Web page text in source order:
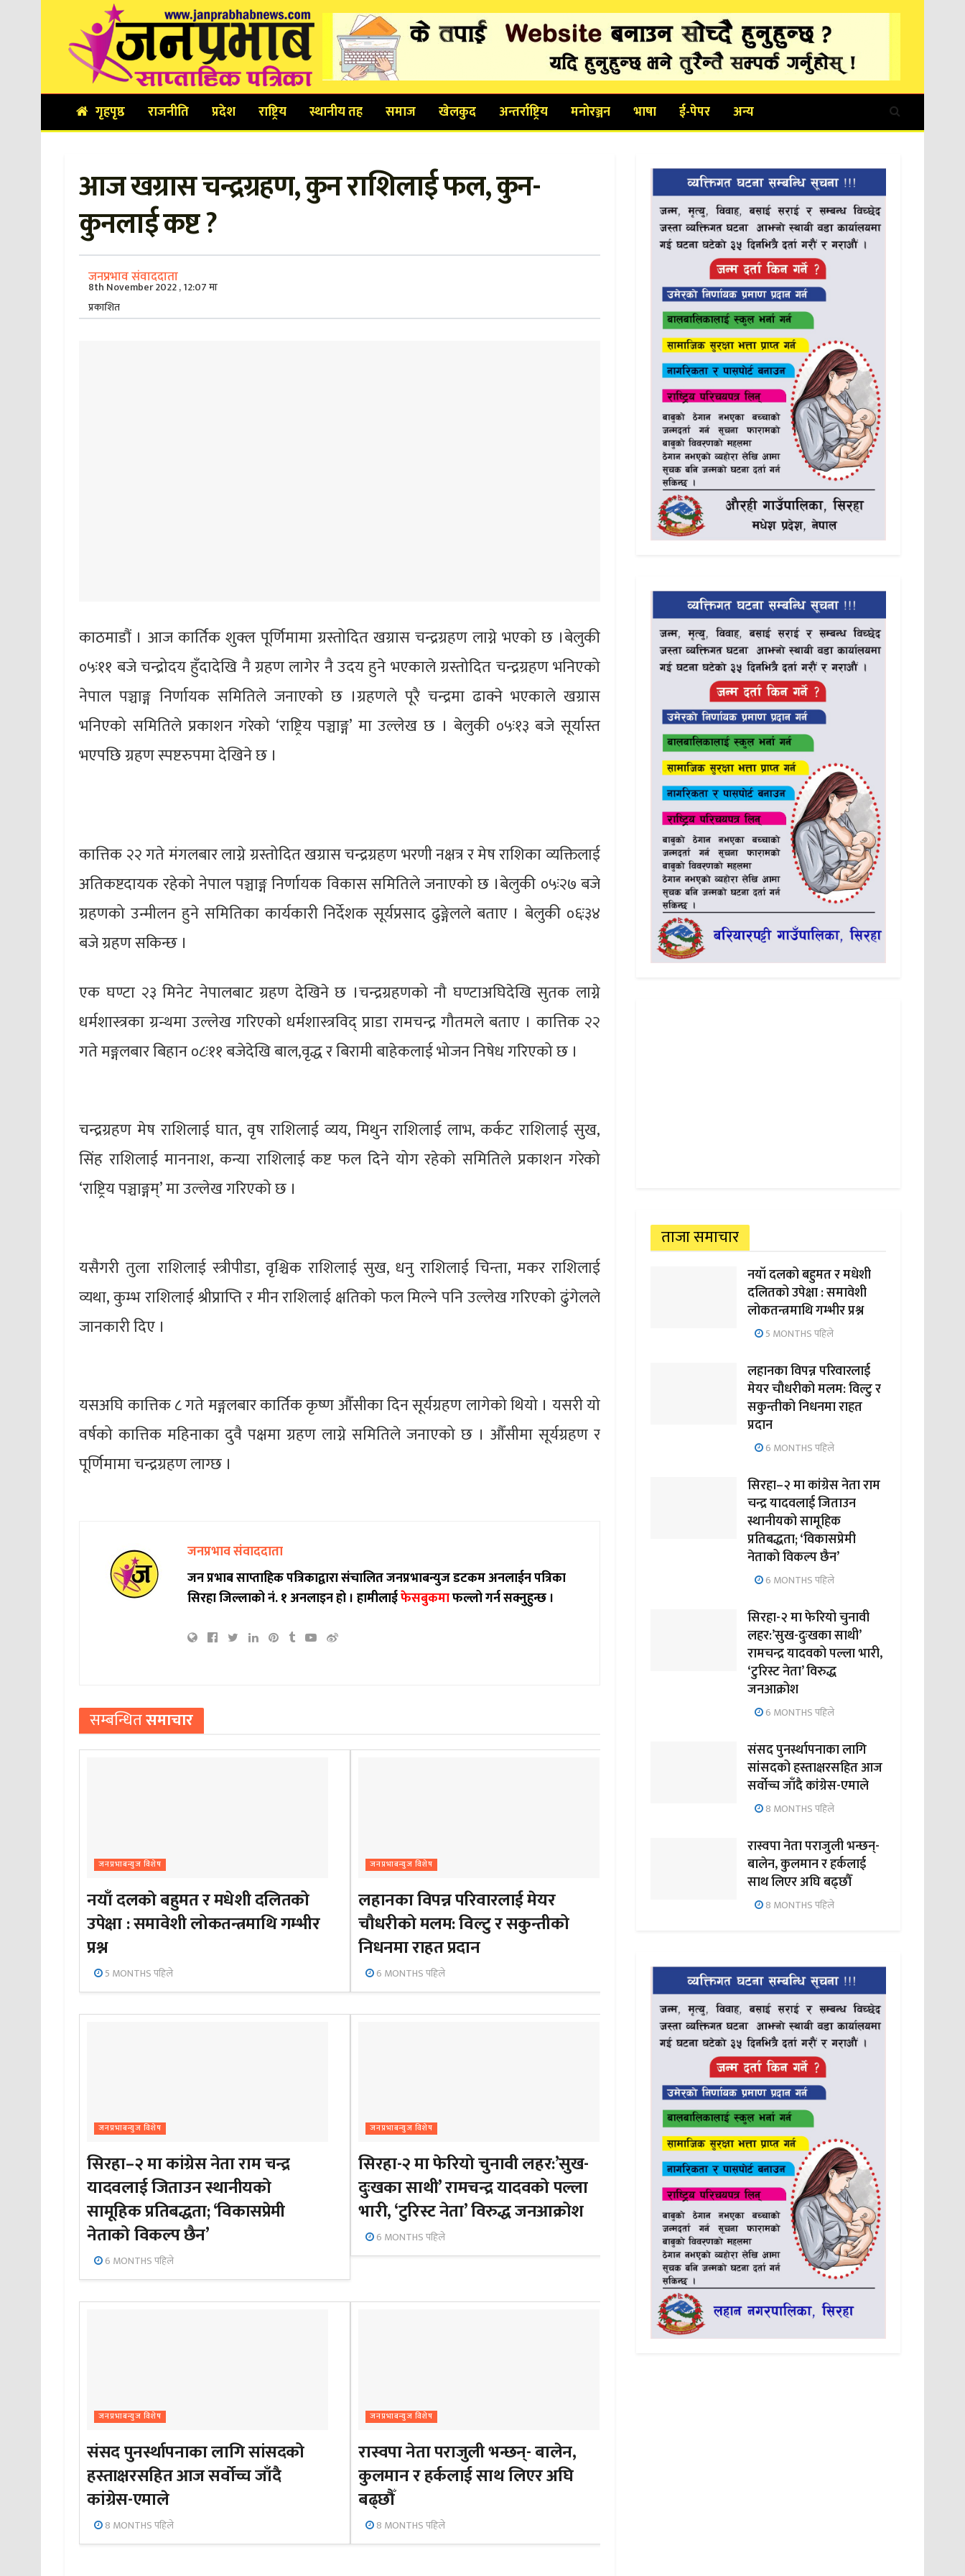
गृहपृष्ठ राजनीति प्रदेश राष्ट्रिय स्थानीय तह समाज खेलकुद अन्तर्राष्ट्रिय मनोरञ्जन भाषा ई-पेपर अन्य
आज खग्रास चन्द्रग्रहण, कुन राशिलाई फल, कुन-
कुनलाई कष्ट ?
जनप्रभाव संवाददाता
8th November 2022 , 12:07 मा
प्रकाशित
काठमाडौं । आज कार्तिक शुक्ल पूर्णिमामा ग्रस्तोदित खग्रास चन्द्रग्रहण लाग्ने भएको छ ।बेलुकी
०५ः११ बजे चन्द्रोदय हुँदादेखि नै ग्रहण लागेर नै उदय हुने भएकाले ग्रस्तोदित चन्द्रग्रहण भनिएको
नेपाल पञ्चाङ्ग निर्णायक समितिले जनाएको छ ।ग्रहणले पूरै चन्द्रमा ढाक्ने भएकाले खग्रास
भनिएको समितिले प्रकाशन गरेको ‘राष्ट्रिय पञ्चाङ्ग’ मा उल्लेख छ । बेलुकी ०५ः१३ बजे सूर्यास्त
भएपछि ग्रहण स्पष्टरुपमा देखिने छ ।
कात्तिक २२ गते मंगलबार लाग्ने ग्रस्तोदित खग्रास चन्द्रग्रहण भरणी नक्षत्र र मेष राशिका व्यक्तिलाई
अतिकष्टदायक रहेको नेपाल पञ्चाङ्ग निर्णायक विकास समितिले जनाएको छ ।बेलुकी ०५ः२७ बजे
ग्रहणको उन्मीलन हुने समितिका कार्यकारी निर्देशक सूर्यप्रसाद ढुङ्गेलले बताए । बेलुकी ०६ः३४
बजे ग्रहण सकिन्छ ।
एक घण्टा २३ मिनेट नेपालबाट ग्रहण देखिने छ ।चन्द्रग्रहणको नौ घण्टाअघिदेखि सुतक लाग्ने
धर्मशास्त्रका ग्रन्थमा उल्लेख गरिएको धर्मशास्त्रविद् प्राडा रामचन्द्र गौतमले बताए । कात्तिक २२
गते मङ्गलबार बिहान ०८ः११ बजेदेखि बाल,वृद्ध र बिरामी बाहेकलाई भोजन निषेध गरिएको छ ।
चन्द्रग्रहण मेष राशिलाई घात, वृष राशिलाई व्यय, मिथुन राशिलाई लाभ, कर्कट राशिलाई सुख,
सिंह राशिलाई माननाश, कन्या राशिलाई कष्ट फल दिने योग रहेको समितिले प्रकाशन गरेको
‘राष्ट्रिय पञ्चाङ्गम्’ मा उल्लेख गरिएको छ ।
यसैगरी तुला राशिलाई स्त्रीपीडा, वृश्चिक राशिलाई सुख, धनु राशिलाई चिन्ता, मकर राशिलाई
व्यथा, कुम्भ राशिलाई श्रीप्राप्ति र मीन राशिलाई क्षतिको फल मिल्ने पनि उल्लेख गरिएको ढुंगेलले
जानकारी दिए ।
यसअघि कात्तिक ८ गते मङ्गलबार कार्तिक कृष्ण औँसीका दिन सूर्यग्रहण लागेको थियो । यसरी यो
वर्षको कात्तिक महिनाका दुवै पक्षमा ग्रहण लाग्ने समितिले जनाएको छ । औँसीमा सूर्यग्रहण र
पूर्णिमामा चन्द्रग्रहण लाग्छ ।
जनप्रभाव संवाददाता
जन प्रभाब साप्ताहिक पत्रिकाद्वारा संचालित जनप्रभाबन्युज डटकम अनलाईन पत्रिका
सिरहा जिल्लाको नं. १ अनलाइन हो ।हामीलाईफेसबुकमाफल्लो गर्न सक्नुहुन्छ ।
सम्बन्धितसमाचार
जनप्रभाबन्युज विशेष
नयाँ दलको बहुमत र मधेशी दलितको
उपेक्षा : समावेशी लोकतन्त्रमाथि गम्भीर
प्रश्न
5 MONTHS पहिले
जनप्रभाबन्युज विशेष
लहानका विपन्न परिवारलाई मेयर
चौधरीको मलम: विल्टु र सकुन्तीको
निधनमा राहत प्रदान
6 MONTHS पहिले
जनप्रभाबन्युज विशेष
सिरहा–२ मा कांग्रेस नेता राम चन्द्र
यादवलाई जिताउन स्थानीयको
सामूहिक प्रतिबद्धता; ‘विकासप्रेमी
नेताको विकल्प छैन’
6 MONTHS पहिले
जनप्रभाबन्युज विशेष
सिरहा-२ मा फेरियो चुनावी लहर:’सुख-
दुःखका साथी’ रामचन्द्र यादवको पल्ला
भारी, ‘टुरिस्ट नेता’ विरुद्ध जनआक्रोश
6 MONTHS पहिले
जनप्रभाबन्युज विशेष
संसद पुनर्स्थापनाका लागि सांसदको
हस्ताक्षरसहित आज सर्वोच्च जाँदै
कांग्रेस-एमाले
8 MONTHS पहिले
जनप्रभाबन्युज विशेष
रास्वपा नेता पराजुली भन्छन्- बालेन,
कुलमान र हर्कलाई साथ लिएर अघि
बढ्छौँ
8 MONTHS पहिले
ताजा समाचार
नयाँ दलको बहुमत र मधेशी
दलितको उपेक्षा : समावेशी
लोकतन्त्रमाथि गम्भीर प्रश्न
5 MONTHS पहिले
लहानका विपन्न परिवारलाई
मेयर चौधरीको मलम: विल्टु र
सकुन्तीको निधनमा राहत
प्रदान
6 MONTHS पहिले
सिरहा–२ मा कांग्रेस नेता राम
चन्द्र यादवलाई जिताउन
स्थानीयको सामूहिक
प्रतिबद्धता; ‘विकासप्रेमी
नेताको विकल्प छैन’
6 MONTHS पहिले
सिरहा-२ मा फेरियो चुनावी
लहर:’सुख-दुःखका साथी’
रामचन्द्र यादवको पल्ला भारी,
‘टुरिस्ट नेता’ विरुद्ध
जनआक्रोश
6 MONTHS पहिले
संसद पुनर्स्थापनाका लागि
सांसदको हस्ताक्षरसहित आज
सर्वोच्च जाँदै कांग्रेस-एमाले
8 MONTHS पहिले
रास्वपा नेता पराजुली भन्छन्-
बालेन, कुलमान र हर्कलाई
साथ लिएर अघि बढ्छौँ
8 MONTHS पहिले